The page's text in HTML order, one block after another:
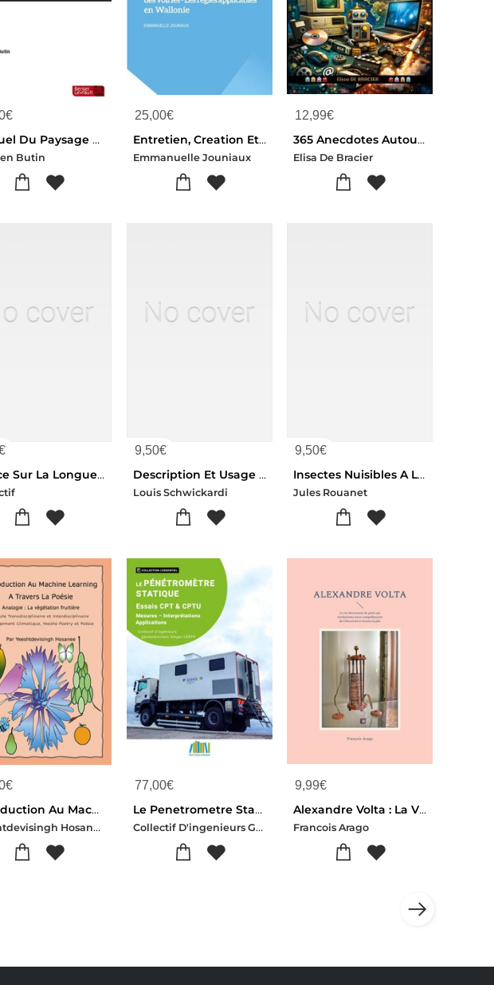
€
Manuel Du Paysage Pour Une Ville Verte Et Durable
Butin
25,00€
Entretien, Creation Et Refection De Voirie : Les Regles Applicables En Wallonie
Emmanuelle Jouniaux
12,99€
365 Anecdotes Autour De L'informatique Et Du Multimedia : 365 Jours, 365 Anecdotes, 365 Raisons De Voir Le Numerique Autrement
Elisa De Bracier
Notice Sur La Longue-vue Binoculaire A Prismes, Type F
9,50€
Description Et Usage De L'etui Mathematique Ou Compteur Indispensable
Louis Schwickardi
9,50€
Insectes Nuisibles A La Luzerne
Jules Rouanet
€
Introduction Au Machine Learning A Travers La Poesie, Analogie : La Vegetation Fruitiere, L'ecole Transdisciplinaire Et Interdisciplinaire, Changement Climatique, Yeesho Poetry Et Poesie
Yeeshtdevisingh Hosanee
77,00€
Le Penetrometre Statique - Essais Cpt & Cptu : Mesures - Interpretations - Applications
Collectif D'ingenieurs Geotechniciens
9,99€
Alexandre Volta : La Vie Electrisante Du Genie Qui Revolutionna Notre Comprehension De L'electricite Et Inventa La Pile
Francois Arago